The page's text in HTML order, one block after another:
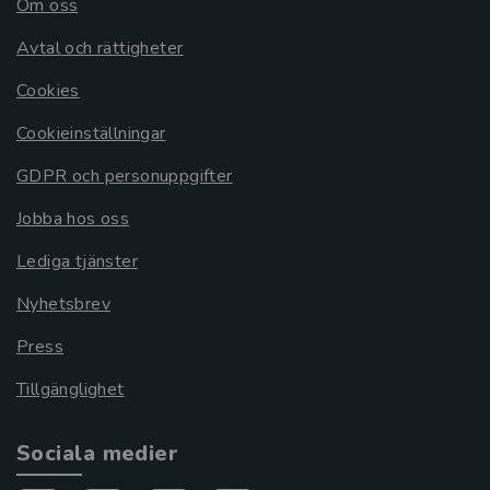
Om oss
Avtal och rättigheter
Cookies
Cookieinställningar
GDPR och personuppgifter
Jobba hos oss
Lediga tjänster
Nyhetsbrev
Press
Tillgänglighet
Sociala medier